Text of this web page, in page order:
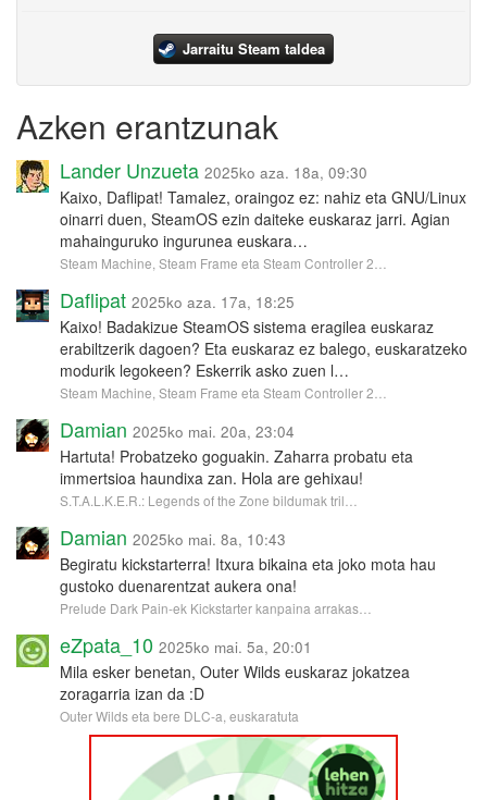
Jarraitu Steam taldea
Azken erantzunak
Lander Unzueta 2025ko aza. 18a, 09:30
Kaixo, Daflipat! Tamalez, oraingoz ez: nahiz eta GNU/Linux
oinarri duen, SteamOS ezin daiteke euskaraz jarri. Agian
mahainguruko ingurunea euskara…
Steam Machine, Steam Frame eta Steam Controller 2…
Daflipat 2025ko aza. 17a, 18:25
Kaixo! Badakizue SteamOS sistema eragilea euskaraz
erabiltzerik dagoen? Eta euskaraz ez balego, euskaratzeko
modurik legokeen? Eskerrik asko zuen l…
Steam Machine, Steam Frame eta Steam Controller 2…
Damian 2025ko mai. 20a, 23:04
Hartuta! Probatzeko goguakin. Zaharra probatu eta
immertsioa haundixa zan. Hola are gehixau!
S.T.A.L.K.E.R.: Legends of the Zone bildumak tril…
Damian 2025ko mai. 8a, 10:43
Begiratu kickstarterra! Itxura bikaina eta joko mota hau
gustoko duenarentzat aukera ona!
Prelude Dark Pain-ek Kickstarter kanpaina arrakas…
eZpata_10 2025ko mai. 5a, 20:01
Mila esker benetan, Outer Wilds euskaraz jokatzea
zoragarria izan da :D
Outer Wilds eta bere DLC-a, euskaratuta